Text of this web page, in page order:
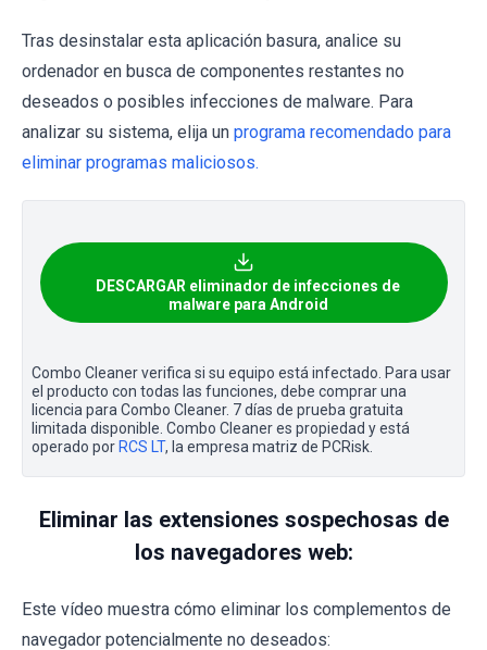
Tras desinstalar esta aplicación basura, analice su
ordenador en busca de componentes restantes no
deseados o posibles infecciones de malware. Para
analizar su sistema, elija un programa recomendado para
eliminar programas maliciosos.
DESCARGAR eliminador de infecciones de
malware para Android
Combo Cleaner verifica si su equipo está infectado. Para usar
el producto con todas las funciones, debe comprar una
licencia para Combo Cleaner. 7 días de prueba gratuita
limitada disponible. Combo Cleaner es propiedad y está
operado por RCS LT, la empresa matriz de PCRisk.
Eliminar las extensiones sospechosas de
los navegadores web:
Este vídeo muestra cómo eliminar los complementos de
navegador potencialmente no deseados: